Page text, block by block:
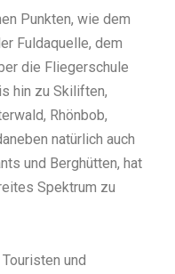
Punkten, wie dem
Fuldaquelle, dem
die Fliegerschule
hin zu Skiliften,
Rhönbob,
natürlich auch
und Berghütten, hat
Spektrum zu
und